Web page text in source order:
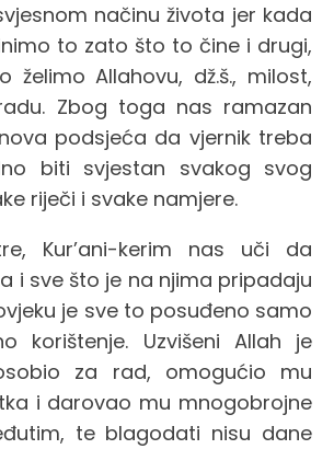
načinu života jer kada
to zato što to čine i drugi,
želimo Allahovu, dž.š., milost,
Zbog toga nas ramazan
podsjeća da vjernik treba
biti svjestan svakog svog
riječi i svake namjere.
Kur’ani-kerim nas uči da
i sve što je na njima pripadaju
je sve to posuđeno samo
korištenje. Uzvišeni Allah je
za rad, omogućio mu
i darovao mu mnogobrojne
te blagodati nisu dane